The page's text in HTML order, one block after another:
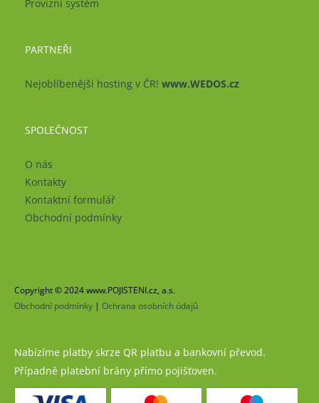
Provizní systém
PARTNEŘI
Nejoblíbenější hosting v ČR! www.WEDOS.cz
SPOLEČNOST
O nás
Kontakty
Kontaktní formulář
Obchodní podmínky
Copyright © 2024 www.POJISTENI.cz, a.s.
Obchodní podmínky | Ochrana osobních údajů
Nabízíme platby skrze QR platbu a bankovní převod.
Případně platební brány přímo pojišťoven.